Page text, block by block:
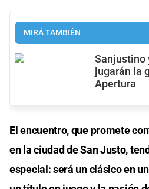
MIRÁ TAMBIÉN
Sanjustino
jugarán la
Apertura
El encuentro, que promete
en la ciudad de San Justo,
especial: será un clásico en